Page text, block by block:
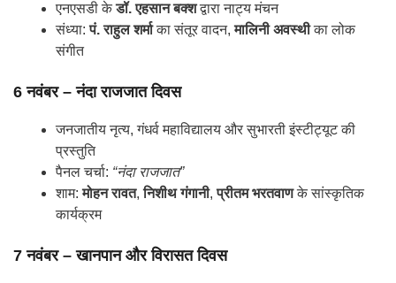
एनएसडी केडॉ. एहसान बक्शद्वारा नाट्य मंचन
संध्या:पं. राहुल शर्माका संतूर वादन,मालिनी अवस्थीका लोक
संगीत
6 नवंबर – नंदा राजजात दिवस
जनजातीय नृत्य, गंधर्व महाविद्यालय और सुभारती इंस्टीट्यूट की
प्रस्तुति
पैनल चर्चा: “नंदा राजजात”
शाम:मोहन रावत,निशीथ गंगानी,प्रीतम भरतवाणके सांस्कृतिक
कार्यक्रम
7 नवंबर – खानपान और विरासत दिवस